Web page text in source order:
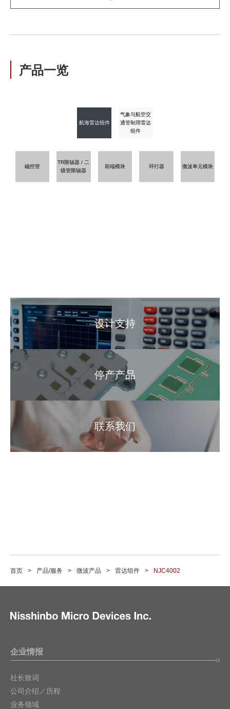
产品一览
航海雷达组件
气象与航空交
通管制用雷达
组件
磁控管
TR限辐器 / 二
级管限辐器
前端模块 环行器 微波单元模块
设计支持
停产产品
联系我们
首页 产品/服务 微波产品 雷达组件 NJC4002
企业情报
社长致词
公司介绍／历程
业务领域